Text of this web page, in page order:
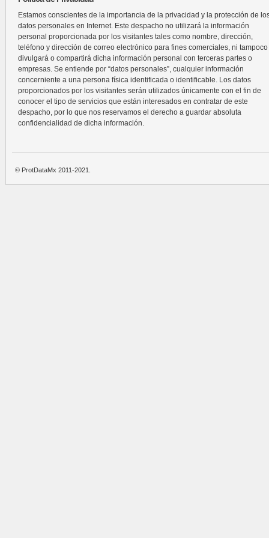
Estamos conscientes de la importancia de la privacidad y la protección de
datos personales en Internet. Este despacho no utilizará la información
personal proporcionada por los visitantes tales como nombre, dirección,
teléfono y dirección de correo electrónico para fines comerciales, ni tampoco
divulgará o compartirá dicha información personal con terceras partes o
empresas. Se entiende por “datos personales”, cualquier información
concerniente a una persona física identificada o identificable. Los datos
proporcionados por los visitantes serán utilizados únicamente con el fin de
conocer el tipo de servicios que están interesados en contratar de este
despacho, por lo que nos reservamos el derecho a guardar absoluta
confidencialidad de dicha información.
© ProtDataMx 2011-2021.